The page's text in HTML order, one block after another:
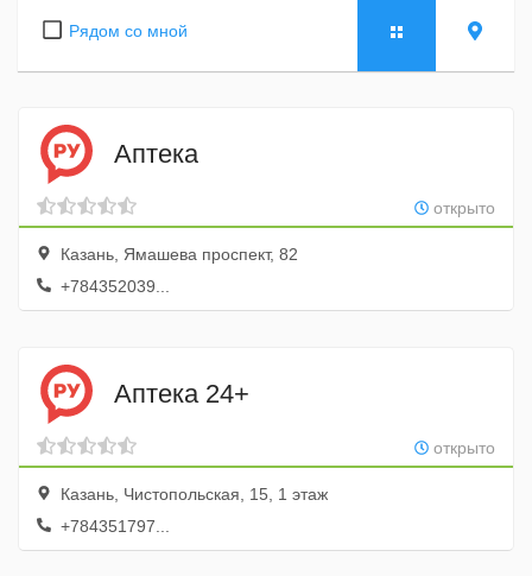
Рядом со мной
Аптека
открыто
Казань, Ямашева проспект, 82
+784352039...
Аптека 24+
открыто
Казань, Чистопольская, 15, 1 этаж
+784351797...